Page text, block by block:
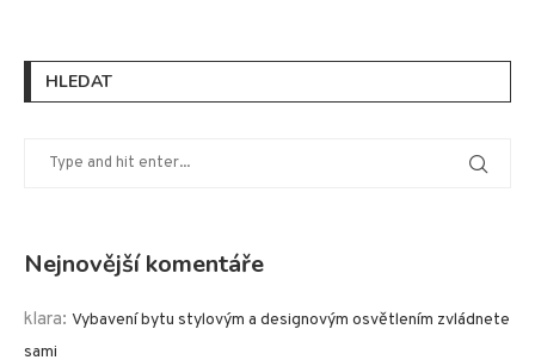
HLEDAT
Nejnovější komentáře
klara: Vybavení bytu stylovým a designovým osvětlením zvládnete
sami